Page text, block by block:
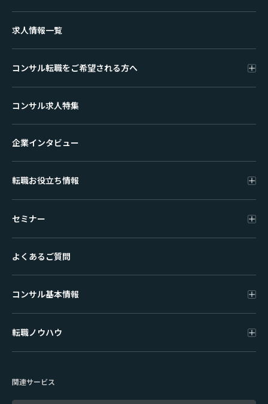
求人情報一覧
コンサル転職をご希望される方へ
コンサル求人特集
企業インタビュー
転職お役立ち情報
セミナー
よくあるご質問
コンサル基本情報
転職ノウハウ
関連サービス